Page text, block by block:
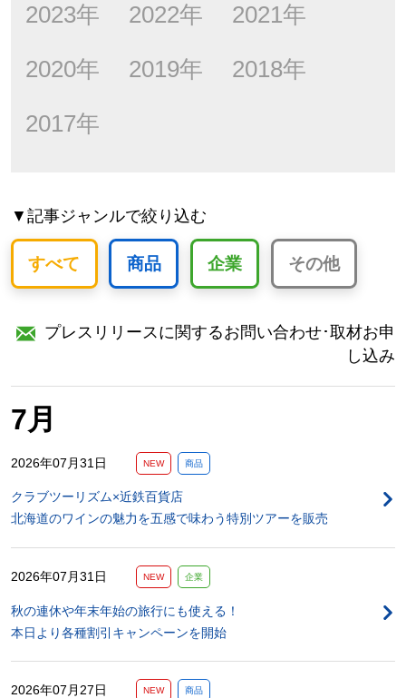
2023年 2022年 2021年
2020年 2019年 2018年
2017年
▼記事ジャンルで絞り込む
すべて 商品 企業 その他
プレスリリースに関するお問い合わせ･取材お申
し込み
7月
2026年07月31日 NEW 商品
クラブツーリズム×近鉄百貨店
北海道のワインの魅力を五感で味わう特別ツアーを販売
2026年07月31日 NEW 企業
秋の連休や年末年始の旅行にも使える！
本日より各種割引キャンペーンを開始
2026年07月27日 NEW 商品